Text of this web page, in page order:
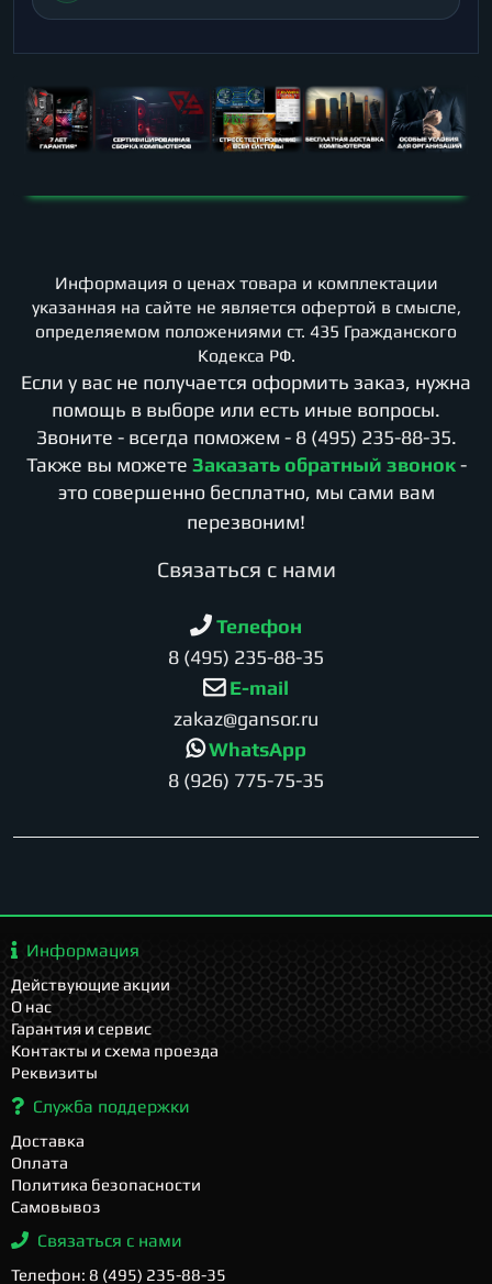
Информация о ценах товара и комплектации
указанная на сайте не является офертой в смысле,
определяемом положениями ст. 435 Гражданского
Кодекса РФ.
Если у вас не получается оформить заказ, нужна
помощь в выборе или есть иные вопросы.
Звоните - всегда поможем - 8 (495) 235-88-35.
Также вы можете Заказать обратный звонок -
это совершенно бесплатно, мы сами вам
перезвоним!
Cвязаться с нами
Телефон
8 (495) 235-88-35
E-mail
zakaz@gansor.ru
WhatsApp
8 (926) 775-75-35
Информация
Действующие акции
О нас
Гарантия и сервис
Контакты и схема проезда
Реквизиты
Служба поддержки
Доставка
Оплата
Политика безопасности
Самовывоз
Связаться с нами
Телефон: 8 (495) 235-88-35